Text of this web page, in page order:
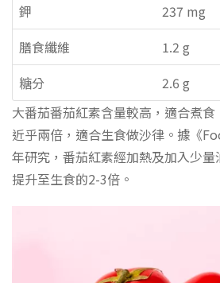
鉀
237 mg
膳食纖維
1.2 g
糖分
2.6 g
大番茄番茄紅素含量較高，適合煮
近乎兩倍，適合生食做沙律。據《
年研究，番茄紅素經加熱及加入少
提升至生食的2-3倍。